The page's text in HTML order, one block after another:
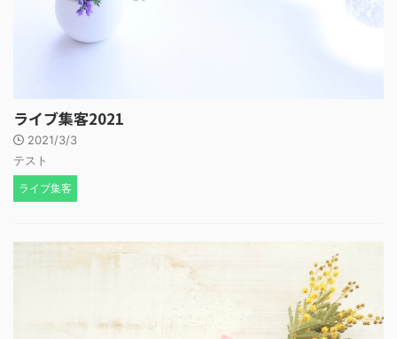
ライブ集客2021
2021/3/3
テスト
ライブ集客